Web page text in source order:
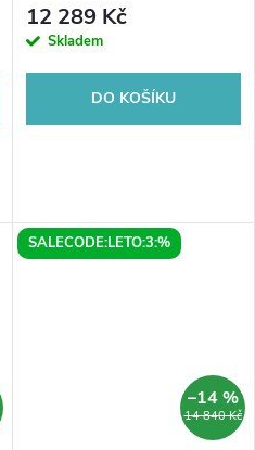
12 289 Kč
Skladem
DO KOŠÍKU
SALECODE:LETO:3:%
14 840 Kč
–14 %